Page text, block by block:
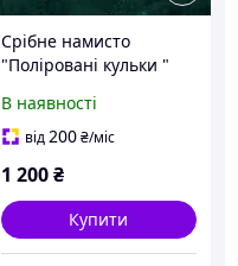
Срібне намисто
"Поліровані кульки "
В наявності
від200 ₴/міс
1 200 ₴
Купити